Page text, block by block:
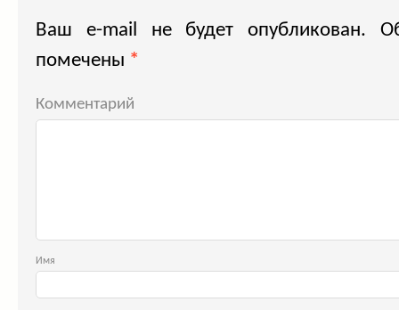
Ваш e-mail не будет опубликован.
помечены *
Комментарий